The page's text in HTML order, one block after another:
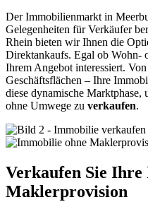
Der Immobilienmarkt in
Gelegenheiten für Verkäufer
Rhein bieten wir Ihnen die
Direktankaufs. Egal ob Wohn-
Ihrem Angebot interessiert.
Geschäftsflächen – Ihre
diese dynamische Marktphase,
ohne Umwege zu verkaufen.
Verkaufen Sie
Maklerprovision